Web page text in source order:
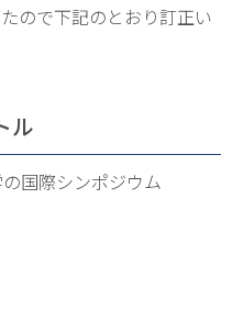
ので下記のとおり訂正い
ル
国際シンポジウム